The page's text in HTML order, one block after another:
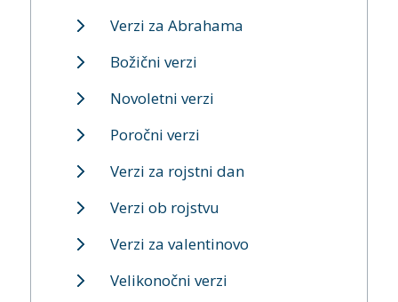
Verzi za Abrahama
Božični verzi
Novoletni verzi
Poročni verzi
Verzi za rojstni dan
Verzi ob rojstvu
Verzi za valentinovo
Velikonočni verzi